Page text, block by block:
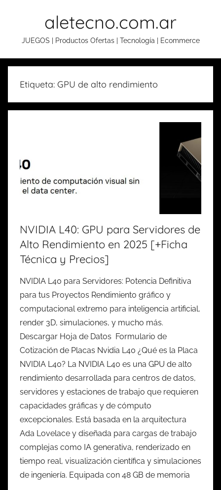
aletecno.com.ar
JUEGOS | Productos Ofertas | Tecnología | Ecommerce
Etiqueta: GPU de alto rendimiento
NVIDIA L40: GPU para Servidores de
Alto Rendimiento en 2025 [+Ficha
Técnica y Precios]
NVIDIA L40 para Servidores: Potencia Definitiva
para tus Proyectos Rendimiento gráfico y
computacional extremo para inteligencia artificial,
render 3D, simulaciones, y mucho más.
Descargar Hoja de Datos Formulario de
Cotización de Placas Nvidia L40 ¿Qué es la Placa
NVIDIA L40? La NVIDIA L40 es una GPU de alto
rendimiento desarrollada para centros de datos,
servidores y estaciones de trabajo que requieren
capacidades gráficas y de cómputo
excepcionales. Está basada en la arquitectura
Ada Lovelace y diseñada para cargas de trabajo
complejas como IA generativa, renderizado en
tiempo real, visualización científica y simulaciones
de ingeniería. Equipada con 48 GB de memoria